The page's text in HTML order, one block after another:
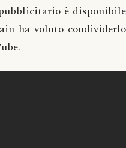
è disponibile
ha voluto condividerlo